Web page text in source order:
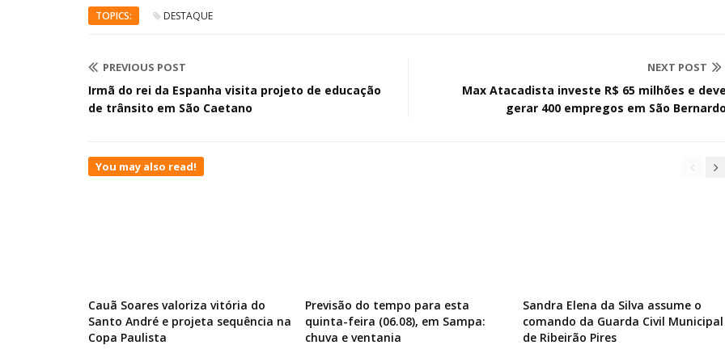
TOPICS: DESTAQUE
PREVIOUS POST
Irmã do rei da Espanha visita projeto de educação
de trânsito em São Caetano
NEXT POST
Max Atacadista investe R$ 65 milhões e
gerar 400 empregos em São
You may also read!
Cauã Soares valoriza vitória do
Santo André e projeta sequência na
Copa Paulista
Previsão do tempo para esta
quinta-feira (06.08), em Sampa:
chuva e ventania
Sandra Elena da Silva assume o
comando da Guarda Civil Municipal
de Ribeirão Pires